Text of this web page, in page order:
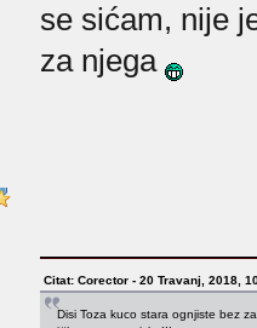
se sićam, nije
za njega
Citat: Corector - 20 Travanj, 2018,
Disi Toza kuco stara ognjiste bez